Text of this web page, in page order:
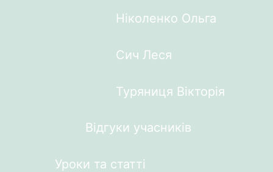
Ніколенко Ольга
Сич Леся
Туряниця Вікторія
Відгуки учасників
Уроки та статті